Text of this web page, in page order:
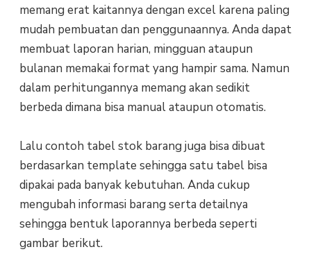
memang erat kaitannya dengan excel karena paling
mudah pembuatan dan penggunaannya. Anda dapat
membuat laporan harian, mingguan ataupun
bulanan memakai format yang hampir sama. Namun
dalam perhitungannya memang akan sedikit
berbeda dimana bisa manual ataupun otomatis.
Lalu contoh tabel stok barang juga bisa dibuat
berdasarkan template sehingga satu tabel bisa
dipakai pada banyak kebutuhan. Anda cukup
mengubah informasi barang serta detailnya
sehingga bentuk laporannya berbeda seperti
gambar berikut.